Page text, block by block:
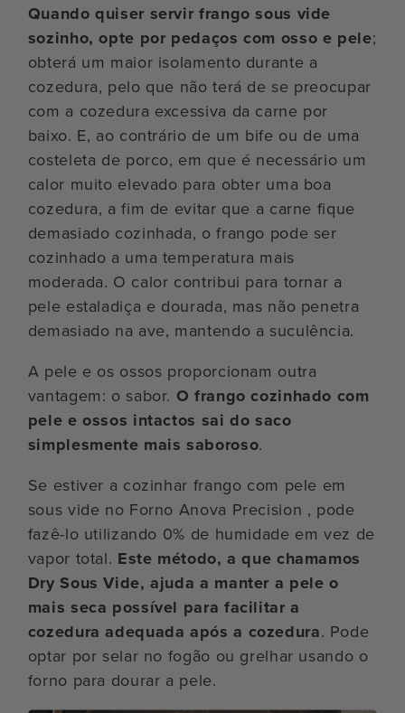
Quando quiser servir frango sous vide
sozinho, opte por pedaços com osso e pele;
obterá um maior isolamento durante a
cozedura, pelo que não terá de se preocupar
com a cozedura excessiva da carne por
baixo. E, ao contrário de um bife ou de uma
costeleta de porco, em que é necessário um
calor muito elevado para obter uma boa
cozedura, a fim de evitar que a carne fique
demasiado cozinhada, o frango pode ser
cozinhado a uma temperatura mais
moderada. O calor contribui para tornar a
pele estaladiça e dourada, mas não penetra
demasiado na ave, mantendo a suculência.
A pele e os ossos proporcionam outra
vantagem: o sabor. O frango cozinhado com
pele e ossos intactos sai do saco
simplesmente mais saboroso.
Se estiver a cozinhar frango com pele em
sous vide no Forno Anova Precision , pode
fazê-lo utilizando 0% de humidade em vez de
vapor total. Este método, a que chamamos
Dry Sous Vide, ajuda a manter a pele o
mais seca possível para facilitar a
cozedura adequada após a cozedura. Pode
optar por selar no fogão ou grelhar usando o
forno para dourar a pele.